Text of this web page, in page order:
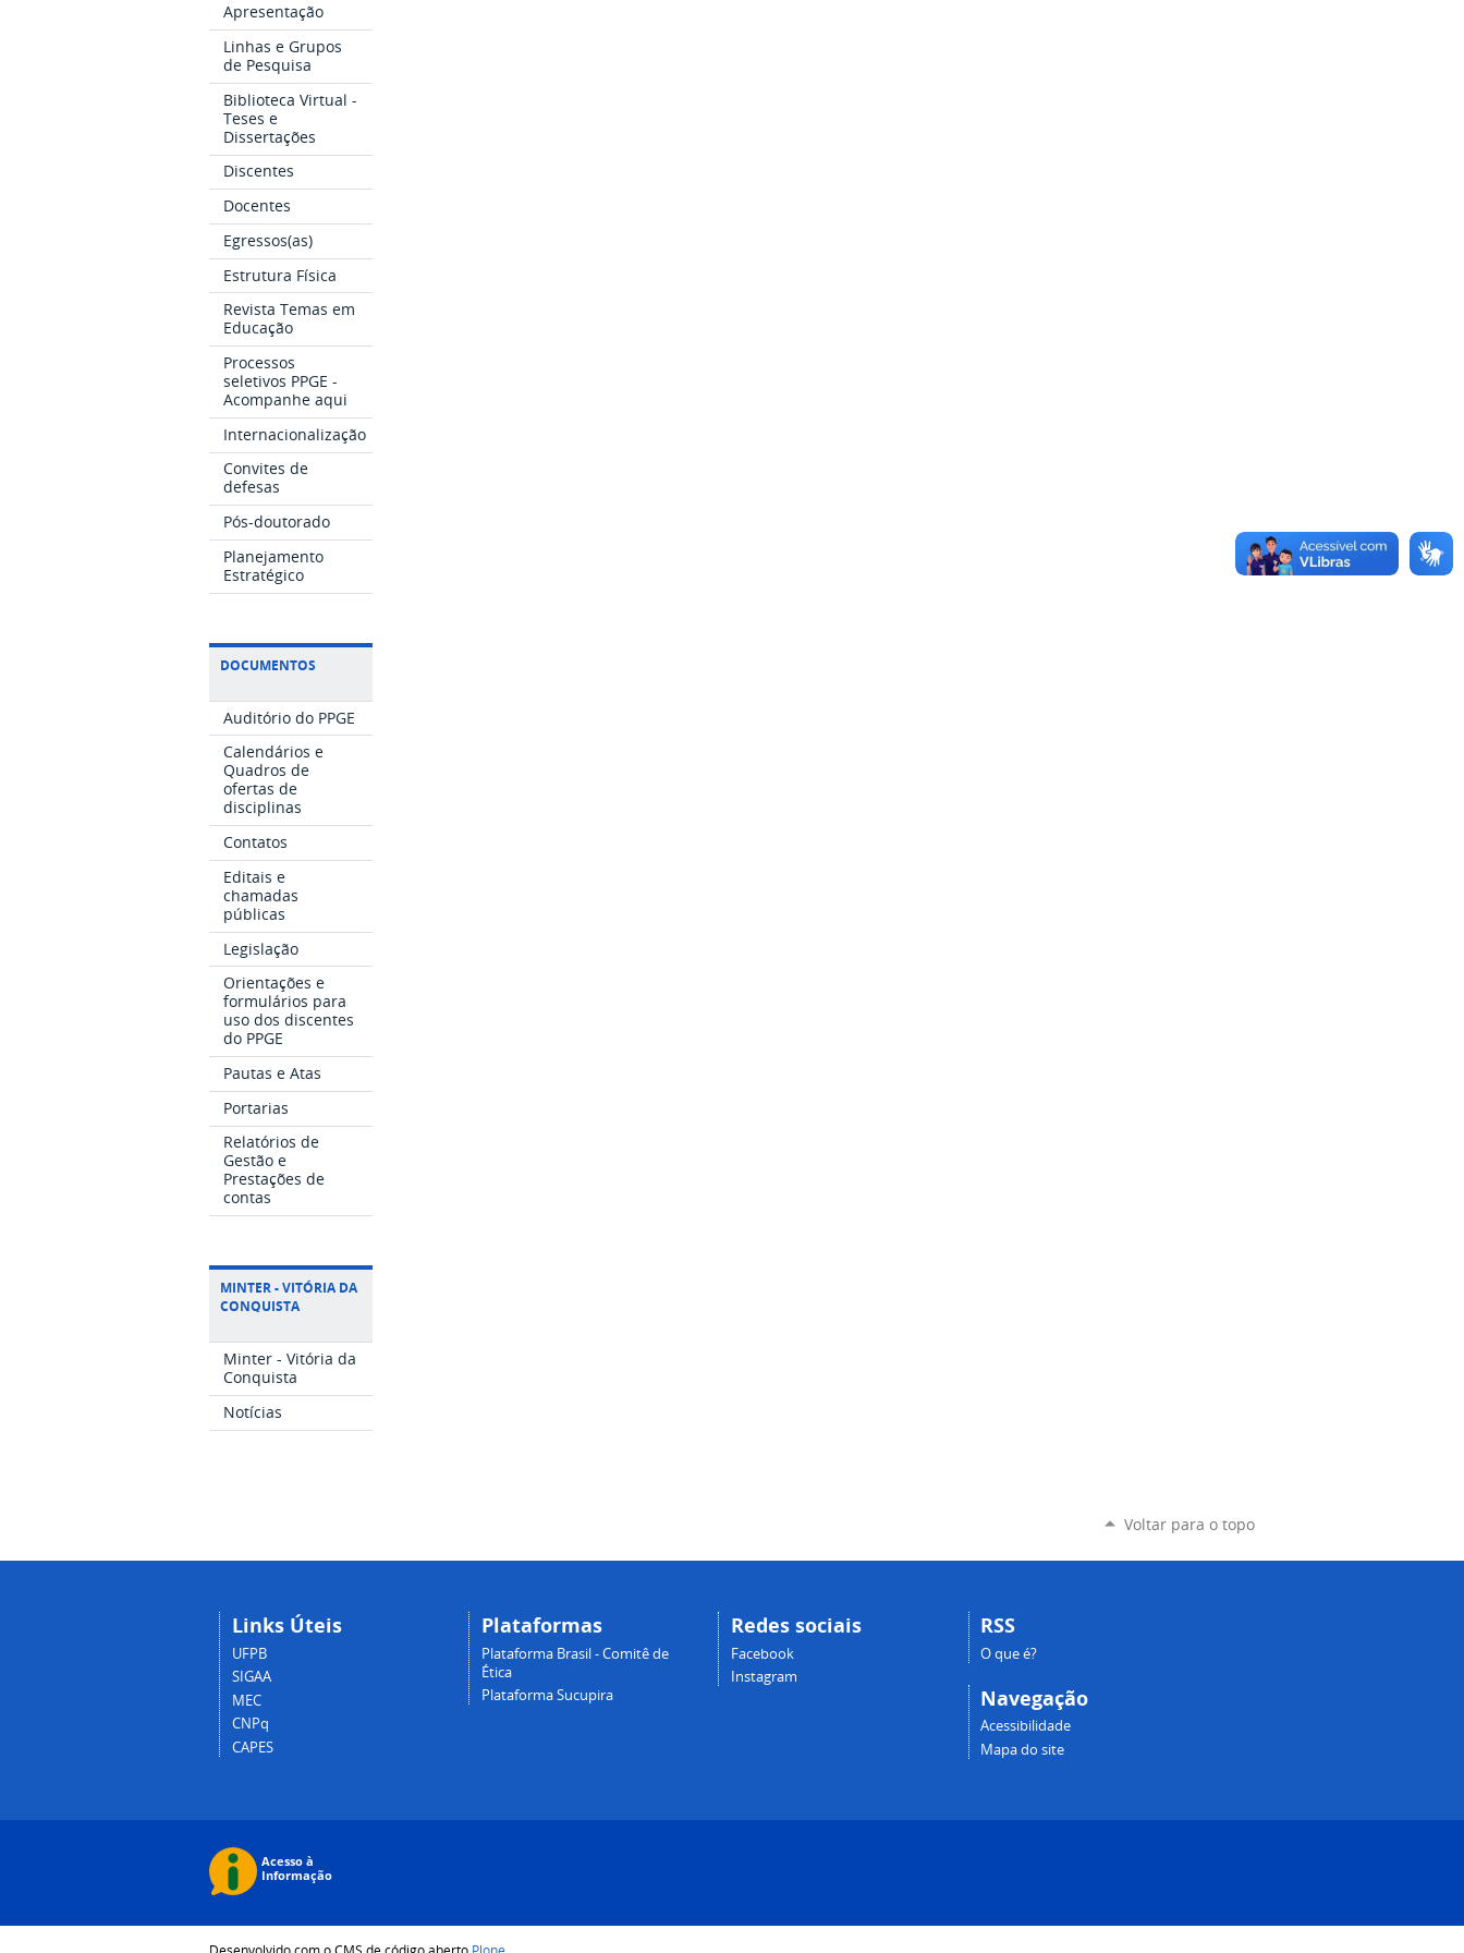
Apresentação
Linhas e Grupos
de Pesquisa
Biblioteca Virtual -
Teses e
Dissertações
Discentes
Docentes
Egressos(as)
Estrutura Física
Revista Temas em
Educação
Processos
seletivos PPGE -
Acompanhe aqui
Internacionalização
Convites de
defesas
Pós-doutorado
Planejamento
Estratégico
DOCUMENTOS
Auditório do PPGE
Calendários e
Quadros de
ofertas de
disciplinas
Contatos
Editais e
chamadas
públicas
Legislação
Orientações e
formulários para
uso dos discentes
do PPGE
Pautas e Atas
Portarias
Relatórios de
Gestão e
Prestações de
contas
MINTER - VITÓRIA DA
CONQUISTA
Minter - Vitória da
Conquista
Notícias
Voltar para o topo
Links Úteis
UFPB
SIGAA
MEC
CNPq
CAPES
Plataformas
Plataforma Brasil - Comitê de
Ética
Plataforma Sucupira
Redes sociais
Facebook
Instagram
RSS
O que é?
Navegação
Acessibilidade
Mapa do site
Desenvolvido com o CMS de código aberto Plone